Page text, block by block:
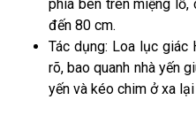
phía bên trên miệng
đến 80 cm.
Tác dụng: Loa lục giác
rõ, bao quanh nhà yến
yến và kéo chim ở xa